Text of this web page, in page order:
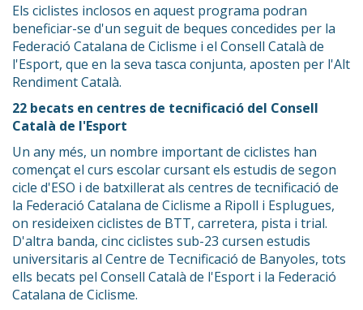
Els ciclistes inclosos en aquest programa podran
beneficiar-se d'un seguit de beques concedides per la
Federació Catalana de Ciclisme i el Consell Català de
l'Esport, que en la seva tasca conjunta, aposten per l'Alt
Rendiment Català.
22 becats en centres de tecnificació del Consell
Català de l'Esport
Un any més, un nombre important de ciclistes han
començat el curs escolar cursant els estudis de segon
cicle d'ESO i de batxillerat als centres de tecnificació de
la Federació Catalana de Ciclisme a Ripoll i Esplugues,
on resideixen ciclistes de BTT, carretera, pista i trial.
D'altra banda, cinc ciclistes sub-23 cursen estudis
universitaris al Centre de Tecnificació de Banyoles, tots
ells becats pel Consell Català de l'Esport i la Federació
Catalana de Ciclisme.